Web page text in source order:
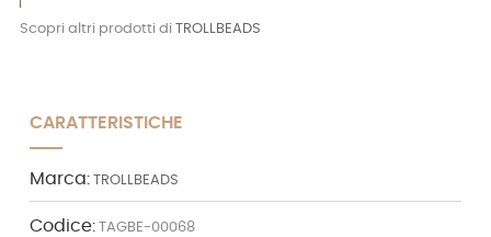
Scopri altri prodotti di TROLLBEADS
CARATTERISTICHE
Marca: TROLLBEADS
Codice: TAGBE-00068